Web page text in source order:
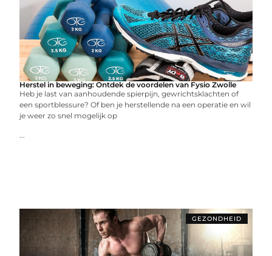
Herstel in beweging: Ontdek de voordelen van Fysio Zwolle
Heb je last van aanhoudende spierpijn, gewrichtsklachten of
een sportblessure? Of ben je herstellende na een operatie en wil
je weer zo snel mogelijk op
...
GEZONDHEID